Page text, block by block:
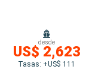
desde
US$ 2,623
Tasas: +US$ 111